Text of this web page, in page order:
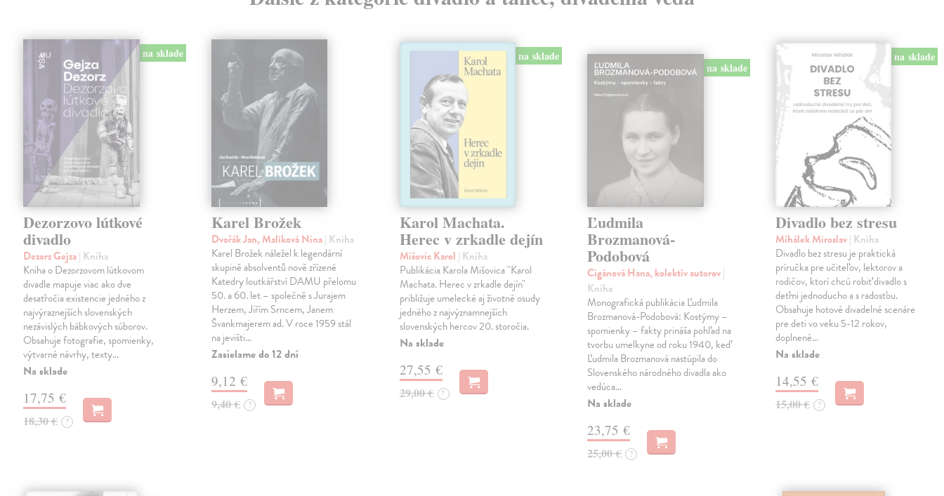
na sklade
Dezorzovo lútkové
divadlo
Dezorz Gejza| Kniha
Kniha o Dezorzovom lútkovom
divadle mapuje viac ako dve
desaťročia existencie jedného z
najvýraznejších slovenských
nezávislých bábkových súborov.
Obsahuje fotografie, spomienky,
výtvarné návrhy, texty…
Na sklade
17,75 €
18,30 € ?
Karel Brožek
Dvořák Jan, Malíková Nina| Kniha
Karel Brožek náležel k legendární
skupině absolventů nově zřízené
Katedry loutkářství DAMU přelomu
50. a 60. let – společně s Jurajem
Herzem, Jiřím Srncem, Janem
Švankmajerem ad. V roce 1959 stál
na jevišti…
Zasielame do 12 dní
9,12 €
9,40 € ?
na sklade
Karol Machata.
Herec v zrkadle dejín
Mišovic Karol | Kniha
Publikácia Karola Mišovica "Karol
Machata. Herec v zrkadle dejín"
približuje umelecké aj životné osudy
jedného z najvýznamnejších
slovenských hercov 20. storočia.
Na sklade
27,55 €
29,00 € ?
na sklade
Ľudmila
Brozmanová-
Podobová
Cigánová Hana, kolektív autorov|
Kniha
Monografická publikácia Ľudmila
Brozmanová-Podobová: Kostýmy –
spomienky – fakty prináša pohľad na
tvorbu umelkyne od roku 1940, keď
Ľudmila Brozmanová nastúpila do
Slovenského národného divadla ako
vedúca…
Na sklade
23,75 €
25,00 € ?
na sklade
Divadlo bez stresu
Mihálek Miroslav| Kniha
Divadlo bez stresu je praktická
príručka pre učiteľov, lektorov a
rodičov, ktorí chcú robiť divadlo s
deťmi jednoducho a s radosťou.
Obsahuje hotové divadelné scenáre
pre deti vo veku 5-12 rokov,
doplnené…
Na sklade
14,55 €
15,00 € ?